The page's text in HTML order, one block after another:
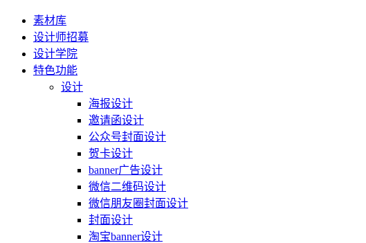
素材库
设计师招募
设计学院
特色功能
设计
海报设计
邀请函设计
公众号封面设计
贺卡设计
banner广告设计
微信二维码设计
微信朋友圈封面设计
封面设计
淘宝banner设计